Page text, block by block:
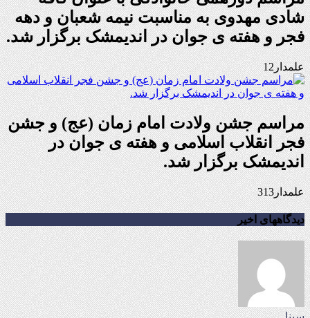
شادی مهدوی به مناسبت نیمه شعبان و دهه
فجر و هفته ی جوان در اندیمشک برگزار شد.
علمدار12
مراسم جشن ولادت امام زمان (عج) و جشن
فجر انقلاب اسلامی و هفته ی جوان در
اندیمشک برگزار شد.
علمدار313
دیدگاههای اخیر